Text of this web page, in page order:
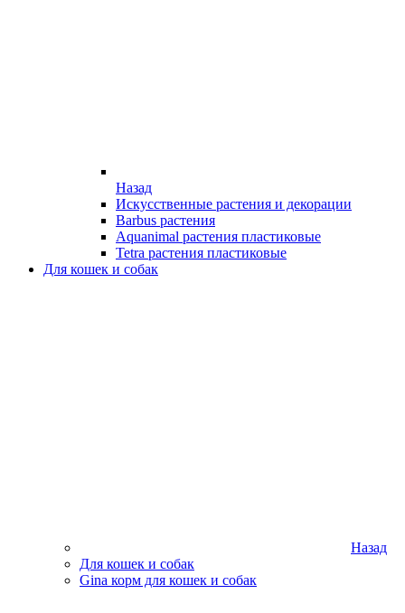
Назад
Искусственные растения и декорации
Barbus растения
Aquanimal растения пластиковые
Tetra растения пластиковые
Для кошек и собак
Назад
Для кошек и собак
Gina корм для кошек и собак